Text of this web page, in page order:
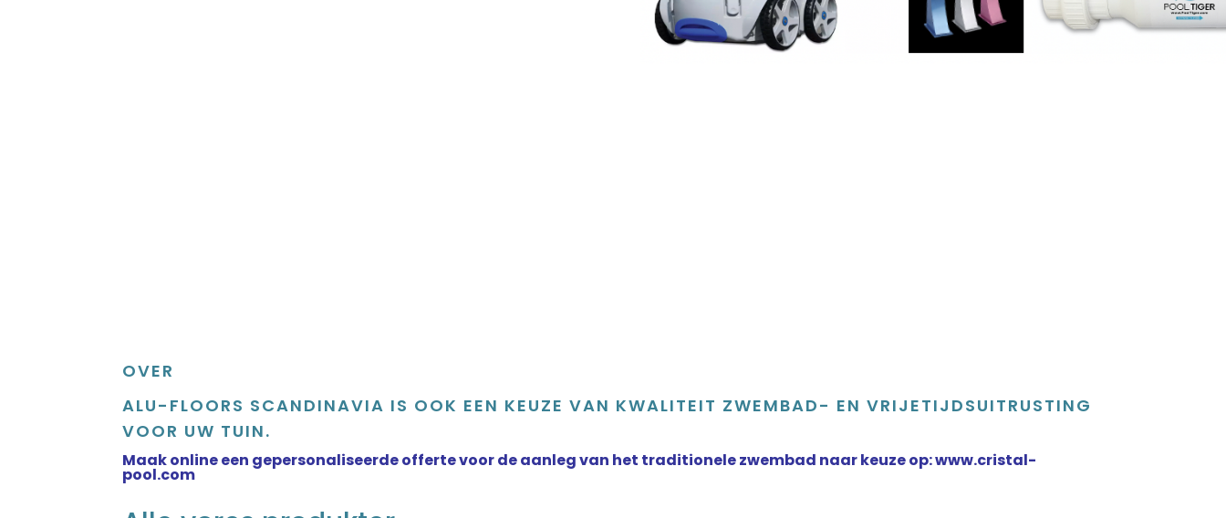
OVER
ALU-FLOORS SCANDINAVIA IS OOK EEN KEUZE VAN KWALITEIT ZWEMBAD- EN VRIJETIJDSUITRUSTING
VOOR UW TUIN.
Maak online een gepersonaliseerde offerte voor de aanleg van het traditionele zwembad naar keuze op: www.cristal-
pool.com